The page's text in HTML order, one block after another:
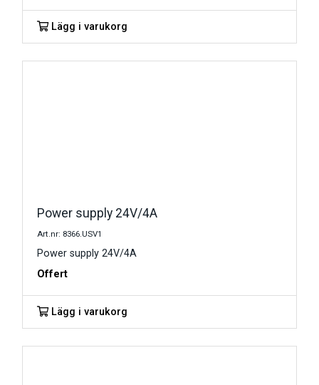
Lägg i varukorg
Power supply 24V/4A
Art.nr: 8366.USV1
Power supply 24V/4A
Offert
Lägg i varukorg